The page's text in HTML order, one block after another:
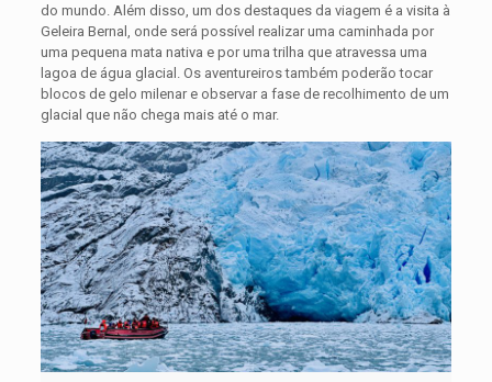
do mundo. Além disso, um dos destaques da viagem é a visita à
Geleira Bernal, onde será possível realizar uma caminhada por
uma pequena mata nativa e por uma trilha que atravessa uma
lagoa de água glacial. Os aventureiros também poderão tocar
blocos de gelo milenar e observar a fase de recolhimento de um
glacial que não chega mais até o mar.